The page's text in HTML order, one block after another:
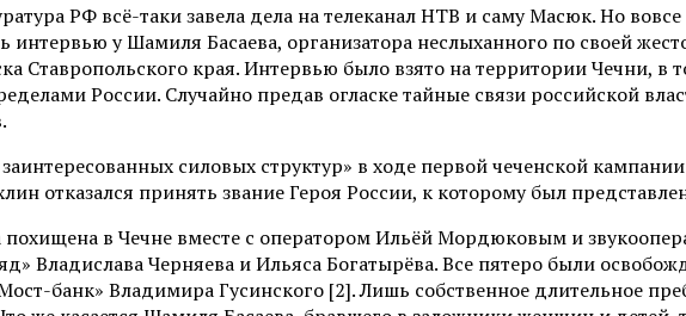
РФ всё-таки завела дела на телеканал НТВ и саму Масюк. Но
интервью у Шамиля Басаева, организатора неслыханного по своей
Ставропольского края. Интервью было взято на территории Чечни, в
России. Случайно предав огласке тайные связи российской
силовых структур» в ходе первой чеченской
отказался принять звание Героя России, к которому был
в Чечне вместе с оператором Ильёй Мордюковым и
Владислава Черняева и Ильяса Богатырёва. Все пятеро были
банк» Владимира Гусинского [2]. Лишь собственное длительное